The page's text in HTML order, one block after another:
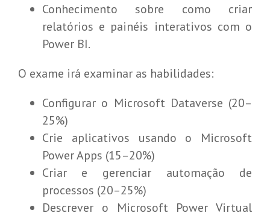
Conhecimento sobre como criar
relatórios e painéis interativos com o
Power BI.
O exame irá examinar as habilidades:
Configurar o Microsoft Dataverse (20–
25%)
Crie aplicativos usando o Microsoft
Power Apps (15–20%)
Criar e gerenciar automação de
processos (20–25%)
Descrever o Microsoft Power Virtual